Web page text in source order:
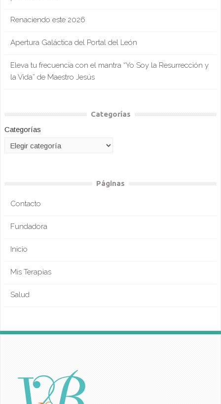
Renaciendo este 2026
Apertura Galáctica del Portal del León
Eleva tu frecuencia con el mantra “Yo Soy la Resurrección y
la Vida” de Maestro Jesús
Categorías
Categorías
Páginas
Contacto
Fundadora
Inicio
Mis Terapias
Salud